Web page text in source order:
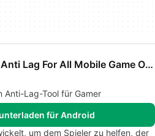
PING GAMER - Anti Lag For All Mobile Game Online
Anti-Lag-Tool für Gamer
für Android
um dem Spieler zu helfen, der